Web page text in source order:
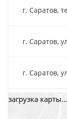
г. Саратов,
г. Саратов,
г. Саратов,
г. Саратов,
загрузка карты...